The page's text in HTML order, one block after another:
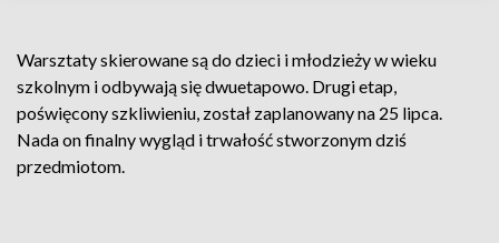
Warsztaty skierowane są do dzieci i młodzieży w wieku
szkolnym i odbywają się dwuetapowo. Drugi etap,
poświęcony szkliwieniu, został zaplanowany na 25 lipca.
Nada on finalny wygląd i trwałość stworzonym dziś
przedmiotom.